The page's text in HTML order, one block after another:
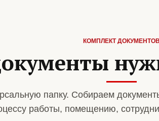
КОМПЛЕКТ ДОКУМЕНТОВ
папку. Собираем
работы, помещению,